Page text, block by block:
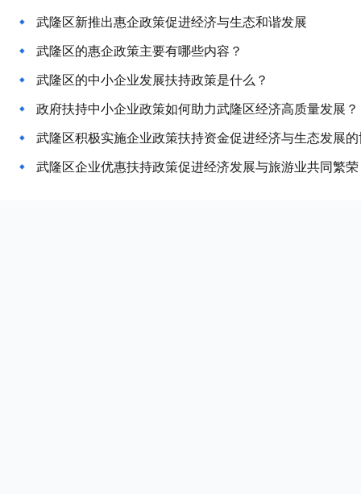
武隆区新推出惠企政策促进经济与生态和谐发展
武隆区的惠企政策主要有哪些内容？
武隆区的中小企业发展扶持政策是什么？
政府扶持中小企业政策如何助力武隆区经济高质量发展？
武隆区积极实施企业政策扶持资金促进经济与生态发展
武隆区企业优惠扶持政策促进经济发展与旅游业共同繁荣